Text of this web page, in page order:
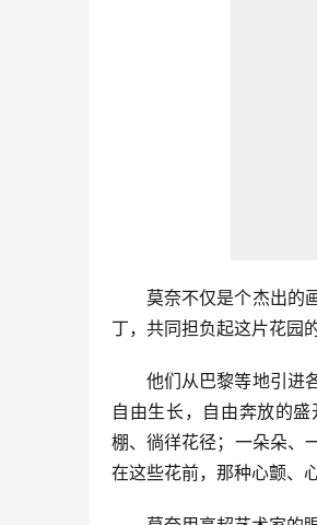
莫奈不仅是个杰出的
丁，共同担负起这片花园
他们从巴黎等地引进
自由生长，自由奔放的
棚、徜徉花径；一朵朵、
在这些花前，那种心颤、